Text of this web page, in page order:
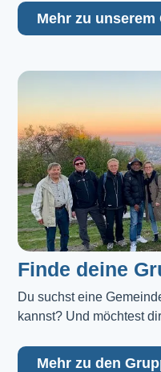
Mehr zu
Finde deine
Du suchst eine
kannst? Und möchtest
Mehr zu den